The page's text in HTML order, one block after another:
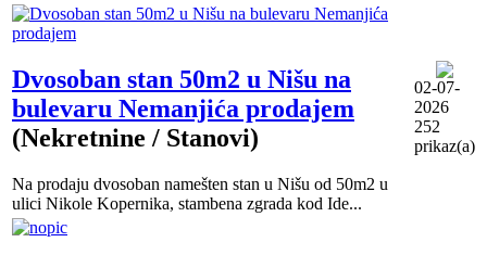
Dvosoban stan 50m2 u Nišu na
bulevaru Nemanjića prodajem
(Nekretnine / Stanovi)
Na prodaju dvosoban namešten stan u Nišu od 50m2 u
ulici Nikole Kopernika, stambena zgrada kod Ide...
02-07-
2026
252
prikaz(a)